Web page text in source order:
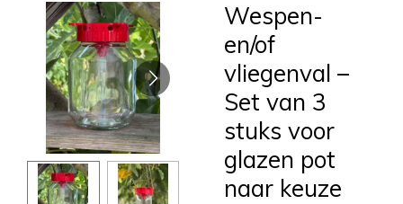
hoofdinhoud
Wespen-
en/of
vliegenval –
Set van 3
stuks voor
glazen pot
naar keuze